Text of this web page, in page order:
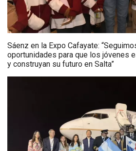
Sáenz en la Expo Cafayate:
oportunidades para que los jóvenes
y construyan su futuro en Salta”